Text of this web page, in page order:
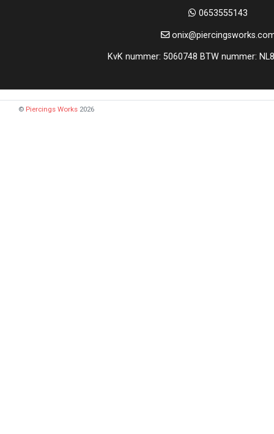
0653555143
KvK nummer: 5060748 BTW nummer:
© Piercings Works 2026